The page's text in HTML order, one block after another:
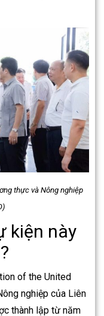
thực và Nông nghiệp
kiện này
of the United
nghiệp của Liên
thành lập từ năm